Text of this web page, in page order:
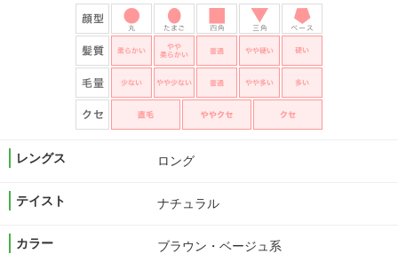
レングス ロング
テイスト ナチュラル
カラー ブラウン・ベージュ系